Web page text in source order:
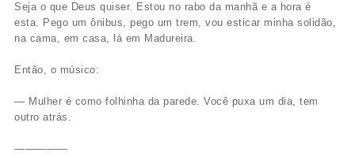
Seja o que Deus quiser. Estou no rabo da manhã e a hora é
esta. Pego um ônibus, pego um trem, vou esticar minha solidão,
na cama, em casa, lá em Madureira.
Então, o músico:
— Mulher é como folhinha da parede. Você puxa um dia, tem
outro atrás.
—————